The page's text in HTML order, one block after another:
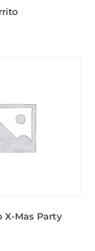
X-Mas Party